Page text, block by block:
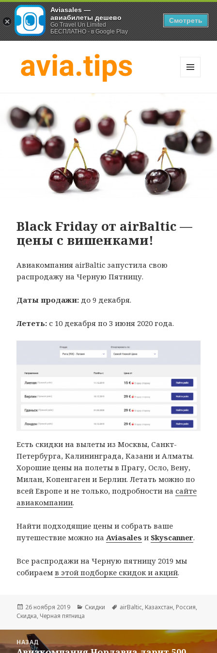
Хитрости экономных
путешественников
Black Friday от airBaltic —
цены с вишенками!
Авиакомпания airBaltic запустила свою
распродажу на Черную Пятницу.
Даты продажи: до 9 декабря.
Лететь: с 10 декабря по 3 июня 2020 года.
Есть скидки на вылеты из Москвы, Санкт-
Петербурга, Калининграда, Казани и Алматы.
Хорошие цены на полеты в Прагу, Осло, Вену,
Милан, Копенгаген и Берлин. Летать можно по
всей Европе и не только, подробности на сайте
авиакомпании.
Найти подходящие цены и собрать ваше
путешествие можно на Aviasales и Skyscanner.
Все распродажи на Черную пятницу 2019 мы
собираемв этой подборке скидок и акций.
Опубликовано
26 ноября 2019 Рубрики
Скидки Метки
airBaltic, Казахстан, Россия,
Скидка, Черная пятница
Навигация
по
НАЗАД
Aviasales —
авиабилеты дешево
Go Travel Un Limited
БЕСПЛАТНО - в Google Play
Смотреть